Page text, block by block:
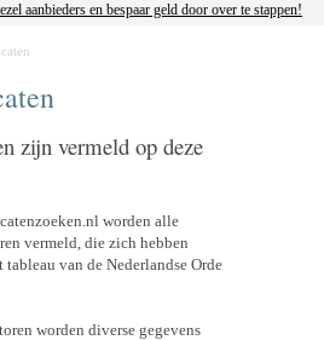
aanbieders en bespaar geld door over te stappen!
zijn vermeld op deze
worden alle
vermeld, die zich hebben
tableau van de Nederlandse Orde
worden diverse gegevens